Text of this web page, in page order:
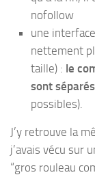
nofollow
une
nettement
taille) : le
sont séparés
possibles).
J’y retrouve la
j’avais vécu sur
“gros rouleau